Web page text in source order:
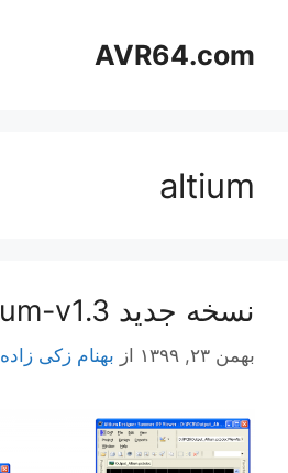
محتواAVR64.com
altium
نسخه جدید PCB2Altium-v1.3
بهمن ۲۳, ۱۳۹۹ از بهنام زکی زاده